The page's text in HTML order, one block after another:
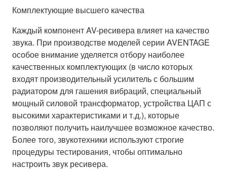
Комплектующие высшего качества
Каждый компонент AV-ресивера влияет на качество
звука. При производстве моделей серии AVENTAGE
особое внимание уделяется отбору наиболее
качественных комплектующих (в число которых
входят производительный усилитель с большим
радиатором для гашения вибраций, специальный
мощный силовой трансформатор, устройства ЦАП с
высокими характеристиками и т.д.), которые
позволяют получить наилучшее возможное качество.
Более того, звукотехники используют строгие
процедуры тестирования, чтобы оптимально
настроить звук ресивера.